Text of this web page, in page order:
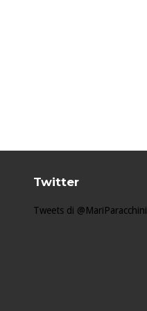
Twitter
Tweets di @MariParacchini